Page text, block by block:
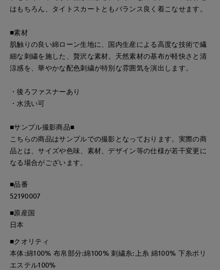
はもちろん、タイトスカートともバランス良く着こなせます。
■素材
肌触りの良い綿ローン生地に、国内生産による高度な技術で繊
細な刺繍を施した、贅沢な素材。天然素材の基布が軽快さと清
涼感を、華やかな配色刺繍が特別な雰囲気を演出します。
・後ろファスナーあり
・水洗い可
■サンプル撮影商品■
こちらの商品はサンプルでの撮影となっております。実際の商
品とは、サイズや色味、素材、デザイン等の仕様が若干変更に
なる場合がございます。
■品番
52190007
■原産国
日本
■クオリティ
本体:綿100% 布帛部分:綿100% 刺繍糸:上糸 綿100% 下糸ポリ
エステル100%